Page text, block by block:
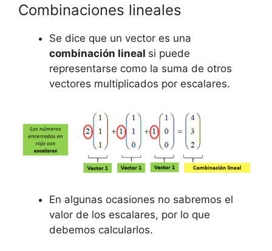
Combinaciones lineales
Se dice que un vector es una
combinación lineal si puede
representarse como la suma de otros
vectores multiplicados por escalares.
En algunas ocasiones no sabremos el
valor de los escalares, por lo que
debemos calcularlos.